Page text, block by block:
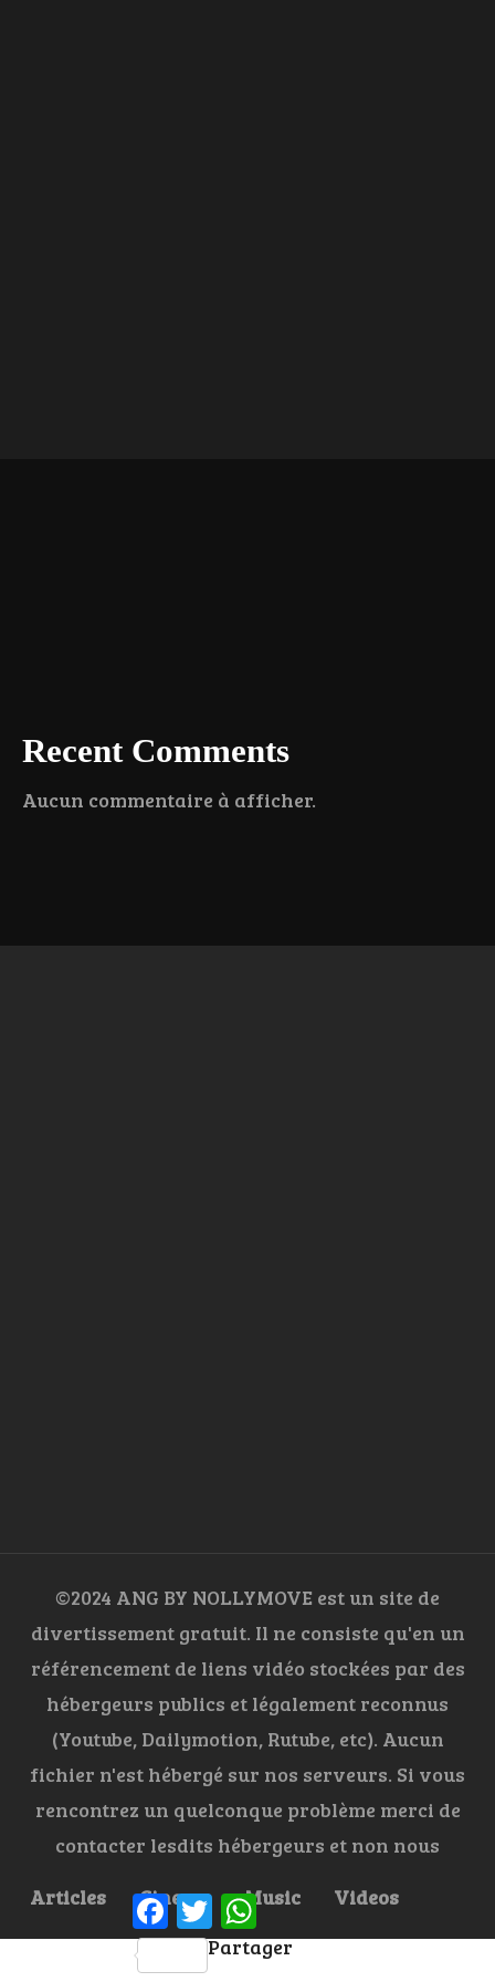
Recent Comments
Aucun commentaire à afficher.
©2024 ANG BY NOLLYMOVE est un site de
divertissement gratuit. Il ne consiste qu'en un
référencement de liens vidéo stockées par des
hébergeurs publics et légalement reconnus
(Youtube, Dailymotion, Rutube, etc). Aucun
fichier n'est hébergé sur nos serveurs. Si vous
rencontrez un quelconque problème merci de
contacter lesdits hébergeurs et non nous
Articles
Cinema Music Videos
Facebook
TwitterWhatsApp
Partager